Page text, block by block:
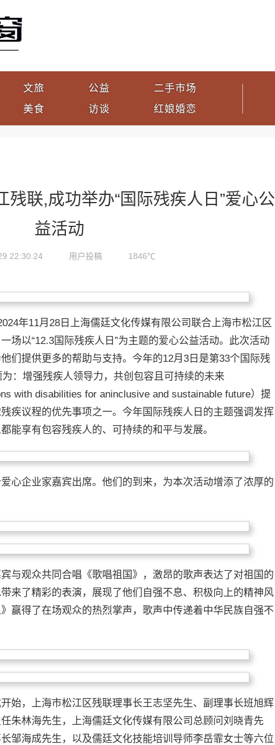
文旅
美食
公益
访谈
二手市场
红娘婚恋
残联,成功举办“国际残疾人日”爱心公
益活动
22:30:24 用户投稿 1846℃
年11月28日上海儒廷文化传媒有限公司联合上海市松江区
场以“12.3国际残疾人日”为主题的爱心公益活动。此次活动
们提供更多的帮助与支持。今年的12月3日是第33个国际残
：增强残疾人领导力，共创包容且可持续的未来
with disabilities for aninclusive and sustainable future）提
疾议程的优先事项之一。今年国际残疾人日的主题强调发挥
能享有包容残疾人的、可持续的和平与发展。
心企业家嘉宾出席。他们的到来，为本次活动增添了浓厚的
与观众共同合唱《歌唱祖国》，激昂的歌声表达了对祖国的
来了精彩的表演，展现了他们自强不息、积极向上的精神风
赢得了在场观众的热烈掌声，歌声中传递着中华民族自强不
始，上海市松江区残联理事长王志坚先生、副理事长班旭辉
朱林海先生，上海儒廷文化传媒有限公司总顾问刘晓青先
邹海成先生，以及儒廷文化技能培训导师李岳霏女士等六位